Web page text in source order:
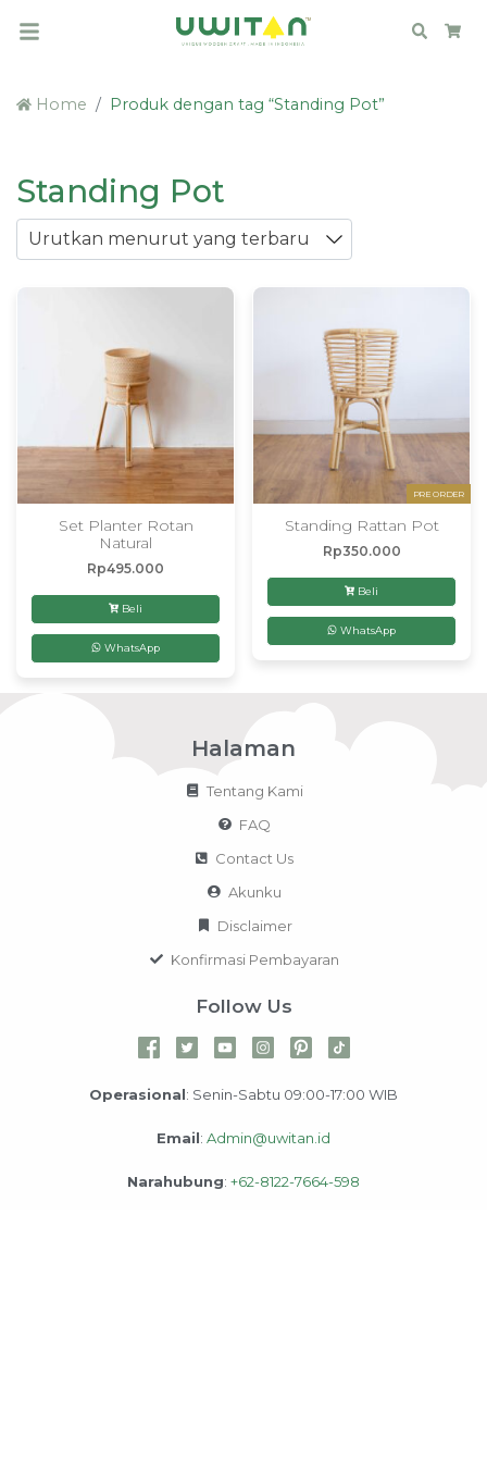
Search
Home Produk dengan tag “Standing Pot”
Standing Pot
Set Planter Rotan
Natural
Rp495.000
Beli
WhatsApp
PRE ORDER
Standing Rattan Pot
Rp350.000
Beli
WhatsApp
Halaman
Tentang Kami
FAQ
Contact Us
Akunku
Disclaimer
Konfirmasi Pembayaran
Follow Us
Operasional: Senin-Sabtu 09:00-17:00 WIB
Email: Admin@uwitan.id
Narahubung: +62-8122-7664-598